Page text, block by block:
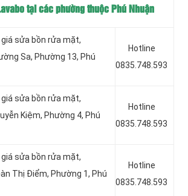
tại các phường thuộc Phú Nhuận
sửa bồn rửa mặt,
Sa, Phường 13, Phú
Hotline
0835.748.593
sửa bồn rửa mặt,
Kiệm, Phường 4, Phú
Hotline
0835.748.593
sửa bồn rửa mặt,
Thị Điểm, Phường 1, Phú
Hotline
0835.748.593